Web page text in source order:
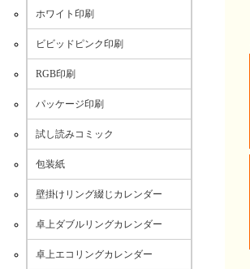
ホワイト印刷
ビビッドピンク印刷
RGB印刷
パッケージ印刷
試し読みコミック
包装紙
壁掛けリング綴じカレンダー
卓上ダブルリングカレンダー
卓上エコリングカレンダー